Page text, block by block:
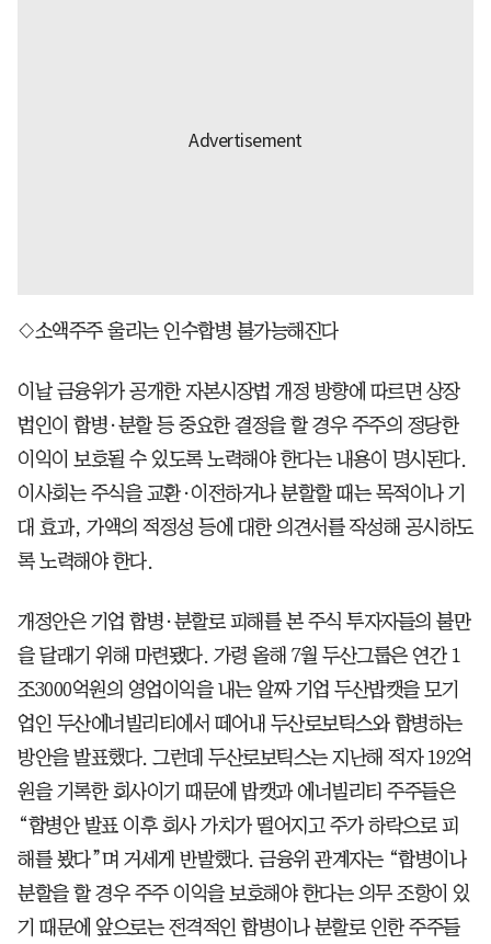
◇소액주주 울리는 인수합병 불가능해진다
이날 금융위가 공개한 자본시장법 개정 방향에 따르면 상장
법인이 합병·분할 등 중요한 결정을 할 경우 주주의 정당한
이익이 보호될 수 있도록 노력해야 한다는 내용이 명시된다.
이사회는 주식을 교환·이전하거나 분할할 때는 목적이나 기
대 효과, 가액의 적정성 등에 대한 의견서를 작성해 공시하도
록 노력해야 한다.
개정안은 기업 합병·분할로 피해를 본 주식 투자자들의 불만
을 달래기 위해 마련됐다. 가령 올해 7월 두산그룹은 연간 1
조3000억원의 영업이익을 내는 알짜 기업 두산밥캣을 모기
업인 두산에너빌리티에서 떼어내 두산로보틱스와 합병하는
방안을 발표했다. 그런데 두산로보틱스는 지난해 적자 192억
원을 기록한 회사이기 때문에 밥캣과 에너빌리티 주주들은
“합병안 발표 이후 회사 가치가 떨어지고 주가 하락으로 피
해를 봤다”며 거세게 반발했다. 금융위 관계자는 “합병이나
분할을 할 경우 주주 이익을 보호해야 한다는 의무 조항이 있
기 때문에 앞으로는 전격적인 합병이나 분할로 인한 주주들